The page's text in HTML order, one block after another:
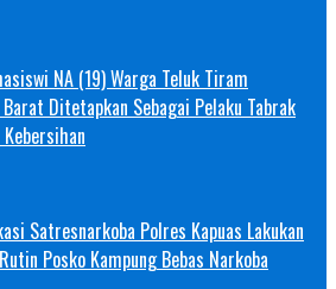
NA (19) Warga Teluk Tiram
Ditetapkan Sebagai Pelaku Tabrak
Satresnarkoba Polres Kapuas Lakukan
Posko Kampung Bebas Narkoba